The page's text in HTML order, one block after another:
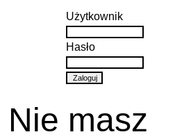
Użytkownik
Hasło
Nie masz